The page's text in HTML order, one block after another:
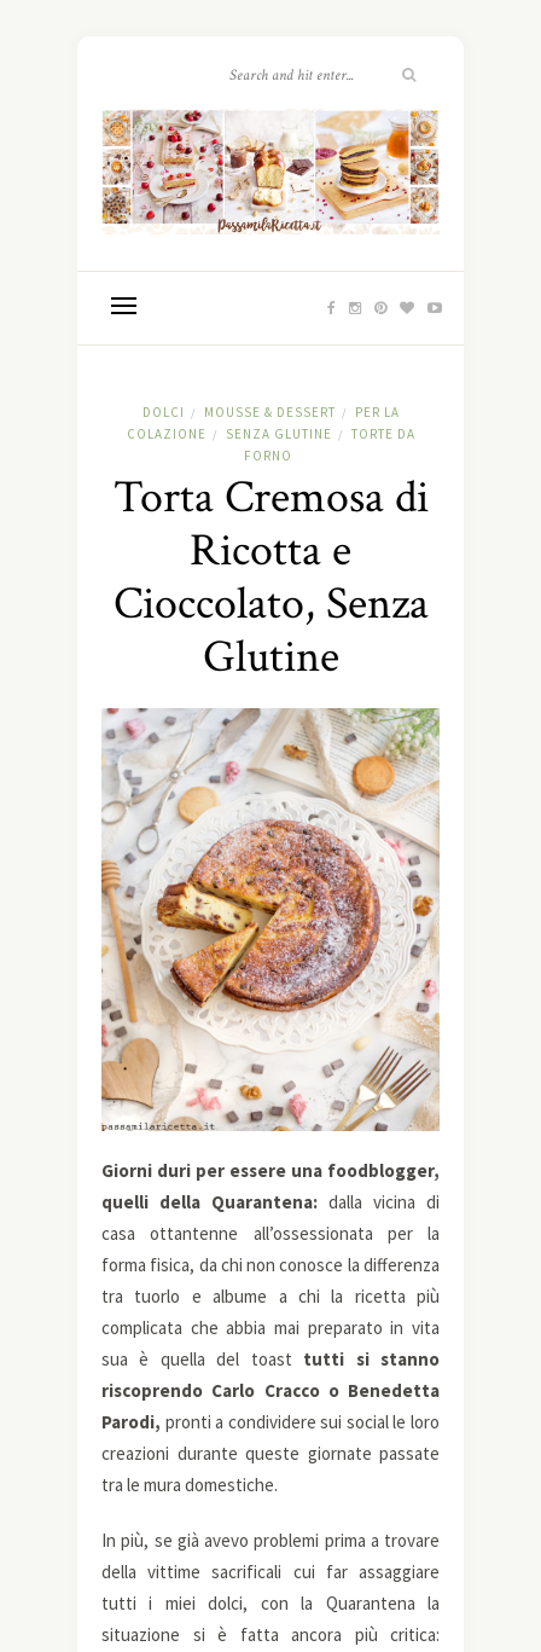
DOLCI / MOUSSE & DESSERT /
PER LA
COLAZIONE
/ SENZA GLUTINE /
TORTE DA
FORNO
Torta Cremosa di
Ricotta e
Cioccolato, Senza
Glutine
Giorni duri per essere una foodblogger,
quelli della Quarantena: dalla vicina di
casa ottantenne all’ossessionata per la
forma fisica, da chi non conosce la differenza
tra tuorlo e albume a chi la ricetta più
complicata che abbia mai preparato in vita
sua è quella del toast tutti si stanno
riscoprendo Carlo Cracco o Benedetta
Parodi, pronti a condividere sui social le loro
creazioni durante queste giornate passate
tra le mura domestiche.
In più, se già avevo problemi prima a trovare
della vittime sacrificali cui far assaggiare
tutti i miei dolci, con la Quarantena la
situazione si è fatta ancora più critica: